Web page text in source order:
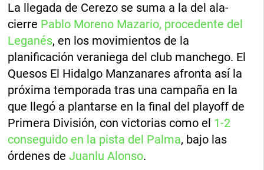
La llegada de Cerezo se suma a la del ala-
cierre Pablo Moreno Mazario, procedente del
Leganés, en los movimientos de la
planificación veraniega del club manchego. El
Quesos El Hidalgo Manzanares afronta así la
próxima temporada tras una campaña en la
que llegó a plantarse en la final del playoff de
Primera División, con victorias como el 1-2
conseguido en la pista del Palma, bajo las
órdenes deJuanlu Alonso.